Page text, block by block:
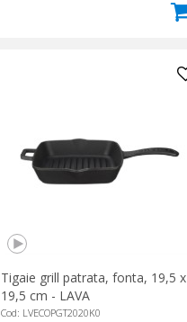
Tigaie grill patrata, fonta, 19,5 x
19,5 cm - LAVA
Cod: LVECOPGT2020K0